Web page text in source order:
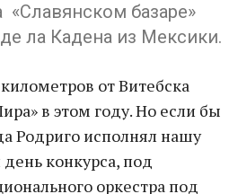
«Славянском базаре»
ла Кадена из Мексики.
от Витебска
в этом году. Но если бы
Родриго исполнял нашу
конкурса, под
оркестра под